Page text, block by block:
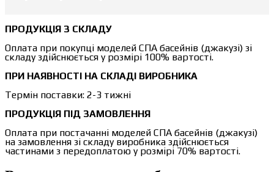
ПРОДУКЦІЯ З СКЛАДУ
Оплата при покупці моделей СПА басейнів (джакузі) зі
складу здійснюється у розмірі 100% вартості.
ПРИ НАЯВНОСТІ НА СКЛАДІ ВИРОБНИКА
Термін поставки: 2-3 тижні
ПРОДУКЦІЯ ПІД ЗАМОВЛЕННЯ
Оплата при постачанні моделей СПА басейнів (джакузі)
на замовлення зі складу виробника здійснюється
частинами з передоплатою у розмірі 70% вартості.